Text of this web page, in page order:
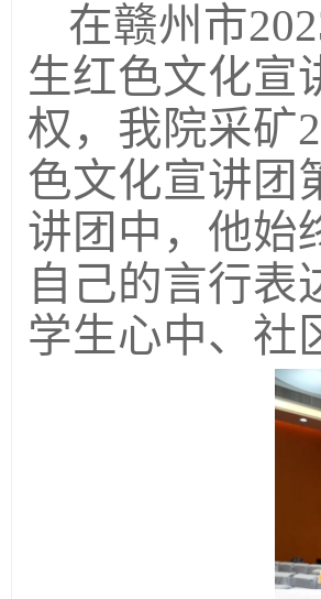
在赣州市
生红色文化宣
权，我院采矿
色文化宣讲团
讲团中，他始
自己的言行表
学生心中、社